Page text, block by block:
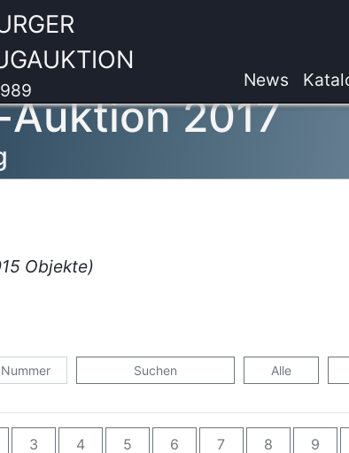
News
Auktion 2017
Objekte)
Suchen Alle
3 4 5 6 7 8 9